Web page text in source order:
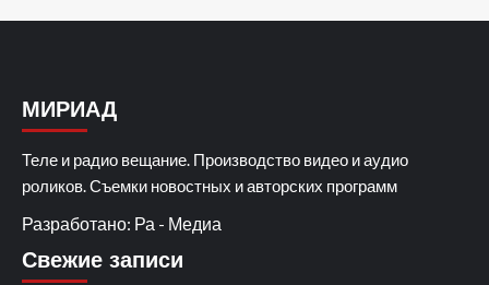
МИРИАД
Теле и радио вещание. Производство видео и аудио
роликов. Съемки новостных и авторских программ
Разработано: Ра - Медиа
Свежие записи